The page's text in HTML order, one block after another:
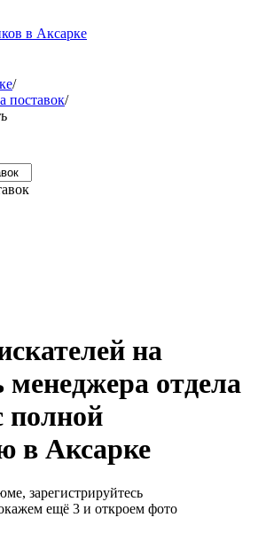
в Аксарке
/
поставок/
на
менеджера отдела
полной
в Аксарке
зарегистрируйтесь
ещё 3 и откроем фото